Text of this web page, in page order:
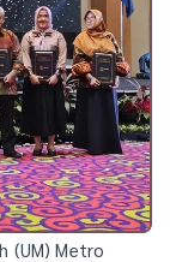
(UM) Metro